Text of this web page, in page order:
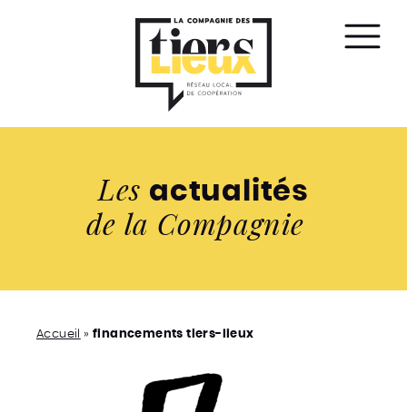
le
Les actualités
de la Compagnie
Accueil »financements tiers-lieux